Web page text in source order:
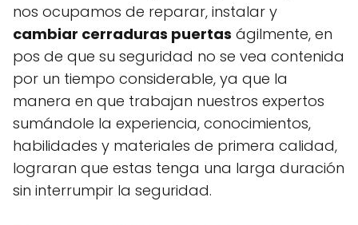
nos ocupamos de reparar, instalar y
cambiar cerraduras puertas ágilmente, en
pos de que su seguridad no se vea contenida
por un tiempo considerable, ya que la
manera en que trabajan nuestros expertos
sumándole la experiencia, conocimientos,
habilidades y materiales de primera calidad,
lograran que estas tenga una larga duración
sin interrumpir la seguridad.